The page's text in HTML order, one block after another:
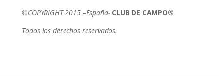
©COPYRIGHT 2015 –España- CLUB DE CAMPO®
Todos los derechos reservados.